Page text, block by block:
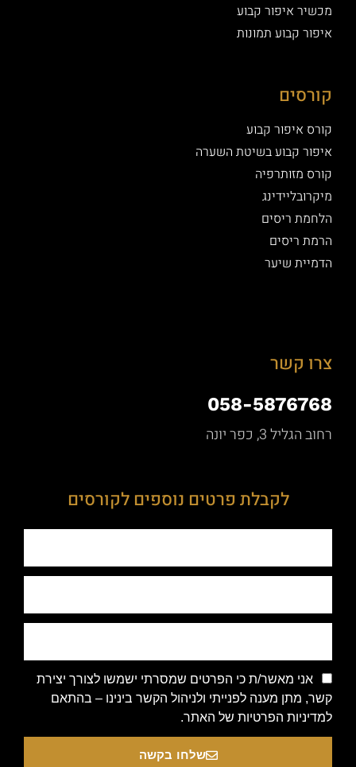
מכשיר איפור קבוע
איפור קבוע תמונות
קורסים
קורס איפור קבוע
איפור קבוע בשיטת השערה
קורס מזותרפיה
מיקרובליידינג
הלחמת ריסים
הרמת ריסים
הדמיית שיער
צרו קשר
058-5876768
רחוב הגליל 3, כפר יונה
לקבלת פרטים נוספים לקורסים
אני מאשר/ת כי הפרטים שמסרתי ישמשו לצורך יצירת
קשר, מתן מענה לפנייתי ולניהול הקשר בינינו – בהתאם
למדיניות הפרטיות של האתר.
שלחו בקשה